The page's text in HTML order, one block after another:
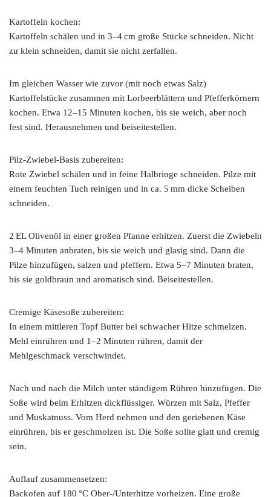
Kartoffeln kochen:
Kartoffeln schälen und in 3–4 cm große Stücke schneiden. Nicht
zu klein schneiden, damit sie nicht zerfallen.
Im gleichen Wasser wie zuvor (mit noch etwas Salz)
Kartoffelstücke zusammen mit Lorbeerblättern und Pfefferkörnern
kochen. Etwa 12–15 Minuten kochen, bis sie weich, aber noch
fest sind. Herausnehmen und beiseitestellen.
Pilz-Zwiebel-Basis zubereiten:
Rote Zwiebel schälen und in feine Halbringe schneiden. Pilze mit
einem feuchten Tuch reinigen und in ca. 5 mm dicke Scheiben
schneiden.
2 EL Olivenöl in einer großen Pfanne erhitzen. Zuerst die Zwiebeln
3–4 Minuten anbraten, bis sie weich und glasig sind. Dann die
Pilze hinzufügen, salzen und pfeffern. Etwa 5–7 Minuten braten,
bis sie goldbraun und aromatisch sind. Beiseitestellen.
Cremige Käsesoße zubereiten:
In einem mittleren Topf Butter bei schwacher Hitze schmelzen.
Mehl einrühren und 1–2 Minuten rühren, damit der
Mehlgeschmack verschwindet.
Nach und nach die Milch unter ständigem Rühren hinzufügen. Die
Soße wird beim Erhitzen dickflüssiger. Würzen mit Salz, Pfeffer
und Muskatnuss. Vom Herd nehmen und den geriebenen Käse
einrühren, bis er geschmolzen ist. Die Soße sollte glatt und cremig
sein.
Auflauf zusammensetzen:
Backofen auf 180 °C Ober-/Unterhitze vorheizen. Eine große